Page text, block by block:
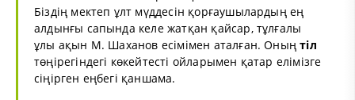
Біздің мектеп ұлт мүддесін қорғаушылардың ең
алдынғы сапында келе жатқан қайсар, тұлғалы
ұлы ақын М. Шаханов есімімен аталған. Оныңтіл
төңірегіндегі көкейтесті ойларымен қатар елімізге
сіңірген еңбегі қаншама.